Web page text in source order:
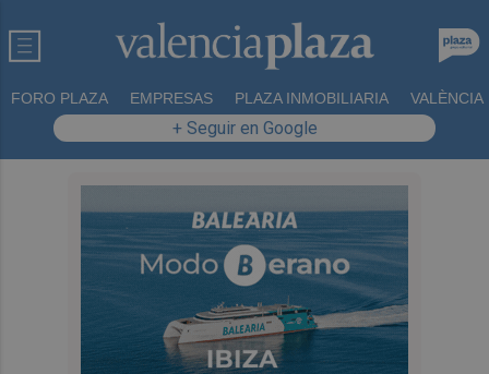
FORO PLAZA EMPRESAS PLAZA INMOBILIARIA VALÈNCIA
+ Seguir en Google